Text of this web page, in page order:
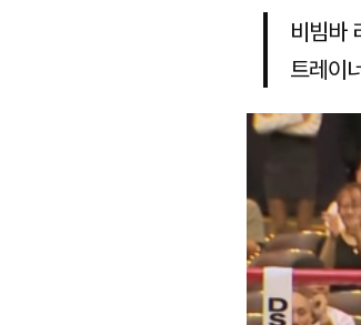
비빔바
트레이